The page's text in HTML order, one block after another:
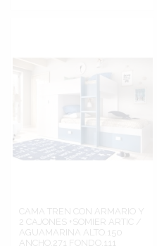
CAMA TREN CON ARMARIO Y
2 CAJONES +SOMIER ARTIC /
AGUAMARINA ALTO.150
ANCHO.271 FONDO.111